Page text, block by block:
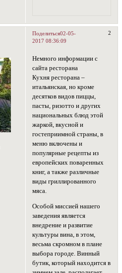
Поделиться 2
02-05-
2017 08:36:09
Немного информации с
сайта ресторана
Кухня ресторана –
итальянская, но кроме
десятков видов пиццы,
пасты, ризотто и других
национальных блюд этой
жаркой, вкусной и
гостеприимной страны, в
меню включены и
популярные рецепты из
европейских поваренных
книг, а также различные
виды гриллированного
мяса.
Особой миссией нашего
заведения является
внедрение и развитие
культуры вина, в этом,
весьма скромном в плане
выбора городе. Винный
бутик, который находится в